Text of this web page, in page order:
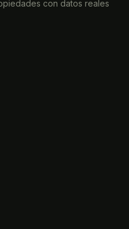
con datos reales